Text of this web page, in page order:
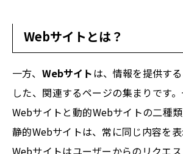
Webサイトとは？
一方、 Webサイトは、情報を提供す
した、関連するページの集まりです
Webサイトと動的Webサイトの二種類
静的Webサイトは、常に同じ内容を